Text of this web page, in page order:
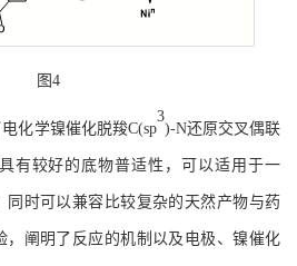
图4
化学镍催化脱羧C(sp
3
)-N还原交叉偶联
有较好的底物普适性，可以适用于一
同时可以兼容比较复杂的天然产物与药
，阐明了反应的机制以及电极、镍催化